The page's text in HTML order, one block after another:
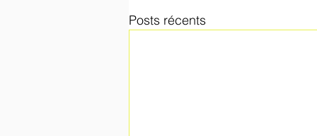
Posts récents